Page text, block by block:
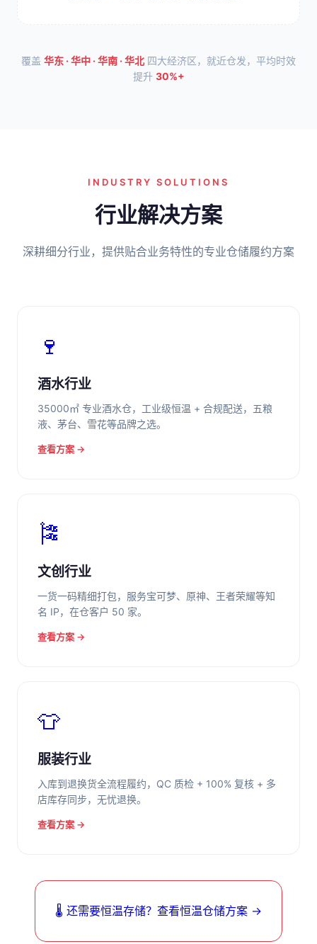
覆盖 华东 · 华中 · 华南 · 华北四大经济区，就近仓发，平均时效
提升 30%+
INDUSTRY SOLUTIONS
行业解决方案
深耕细分行业，提供贴合业务特性的专业仓储履约方案
🍷
酒水行业
35000㎡ 专业酒水仓，工业级恒温 + 合规配送，五粮
液、茅台、雪花等品牌之选。
查看方案 →
🎏
文创行业
一货一码精细打包，服务宝可梦、原神、王者荣耀等知
名 IP，在仓客户 50 家。
查看方案 →
👕
服装行业
入库到退换货全流程履约，QC 质检 + 100% 复核 + 多
店库存同步，无忧退换。
查看方案 →
🌡️ 还需要恒温存储？查看恒温仓储方案 →